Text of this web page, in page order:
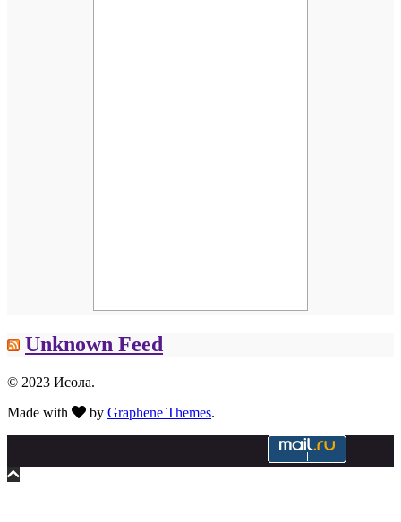
Unknown Feed
© 2023 Исола.
Made with
by Graphene Themes.